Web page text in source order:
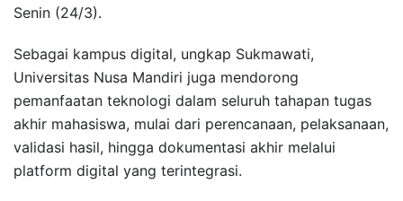
Senin (24/3).
Sebagai kampus digital, ungkap Sukmawati,
Universitas Nusa Mandiri juga mendorong
pemanfaatan teknologi dalam seluruh tahapan tugas
akhir mahasiswa, mulai dari perencanaan, pelaksanaan,
validasi hasil, hingga dokumentasi akhir melalui
platform digital yang terintegrasi.